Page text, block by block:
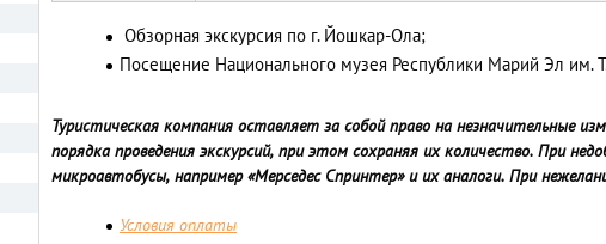
Обзорная экскурсия по г. Йошкар-Ола;
Посещение Национального музея Республики Марий Эл им.
Туристическая компания оставляет за собой право на незначительные
порядка проведения экскурсий, при этом сохраняя их количество. При
микроавтобусы, например «Мерседес Спринтер» и их аналоги. При
Условия оплаты